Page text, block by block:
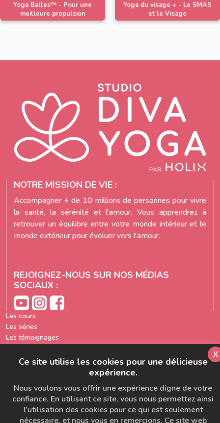
Yoga Balles™️ - Pour une
meilleure propulsion
Yoga du visage + - Le SMAS
et le Visage
NOTRE MISSION DE VIE :
Accompagner + de 10 millions de personnes pour vivre
la santé, la sérénité et l'amour. Vous apprendrez à
retrouver un équilibre entre votre monde intérieur et le
monde extérieur pour évoluer vers l'amour.
REJOIGNEZ-NOUS SUR NOS MÉDIAS
SOCIAUX :
Les cours
Les séries
Les témoignages
Formation prof de yoga
FAQ
Ajoutez-nous à votre carnet d'adresse
Le bon départ
Ce site utilise les cookies pour une délicieuse
expérience.
Nous voulons vous offrir une expérience digne de votre
confiance. En utilisant ce site, vous nous permettez ainsi
l'utilisation des cookies pour ce qui est seulement
nécessaire, et nous vous en remercions. Ce site web
x